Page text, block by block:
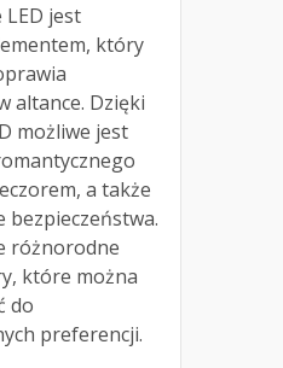
jest
który
altance. Dzięki
możliwe jest
a także
bezpieczeństwa.
różnorodne
które można
do
preferencji.